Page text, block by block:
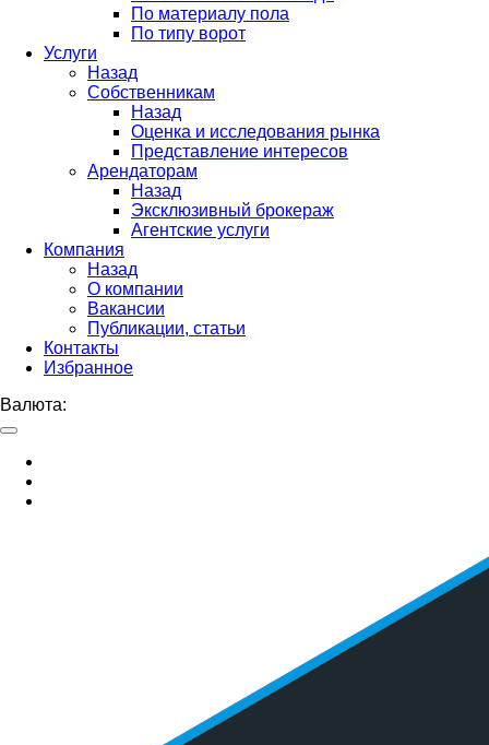
По материалу пола
По типу ворот
Услуги
Назад
Собственникам
Назад
Оценка и исследования рынка
Представление интересов
Арендаторам
Назад
Эксклюзивный брокераж
Агентские услуги
Компания
Назад
О компании
Вакансии
Публикации, статьи
Контакты
Избранное
Валюта: